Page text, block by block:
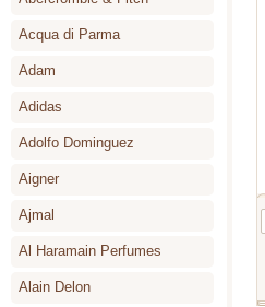
Acqua di Parma
Adam
Adidas
Adolfo Dominguez
Aigner
Ajmal
Al Haramain Perfumes
Alain Delon